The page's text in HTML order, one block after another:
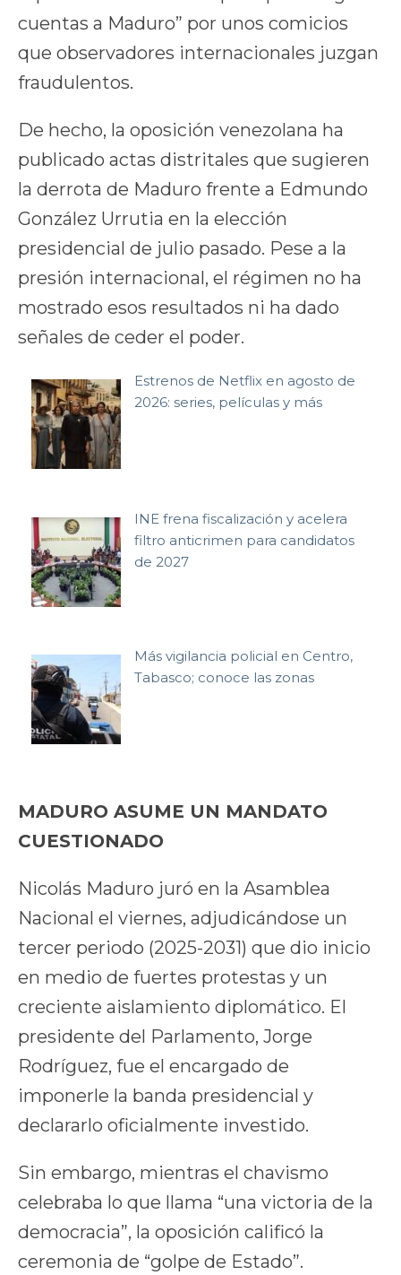
cuentas a Maduro” por unos comicios
que observadores internacionales juzgan
fraudulentos.
De hecho, la oposición venezolana ha
publicado actas distritales que sugieren
la derrota de Maduro frente a Edmundo
González Urrutia en la elección
presidencial de julio pasado. Pese a la
presión internacional, el régimen no ha
mostrado esos resultados ni ha dado
señales de ceder el poder.
Estrenos de Netflix en agosto de
2026: series, películas y más
INE frena fiscalización y acelera
filtro anticrimen para candidatos
de 2027
Más vigilancia policial en Centro,
Tabasco; conoce las zonas
MADURO ASUME UN MANDATO
CUESTIONADO
Nicolás Maduro juró en la Asamblea
Nacional el viernes, adjudicándose un
tercer periodo (2025-2031) que dio inicio
en medio de fuertes protestas y un
creciente aislamiento diplomático. El
presidente del Parlamento, Jorge
Rodríguez, fue el encargado de
imponerle la banda presidencial y
declararlo oficialmente investido.
Sin embargo, mientras el chavismo
celebraba lo que llama “una victoria de la
democracia”, la oposición calificó la
ceremonia de “golpe de Estado”.